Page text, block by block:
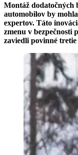
Montáž dodatočných
automobilov by
expertov. Táto
zmenu v bezpečnosti
zaviedli povinné